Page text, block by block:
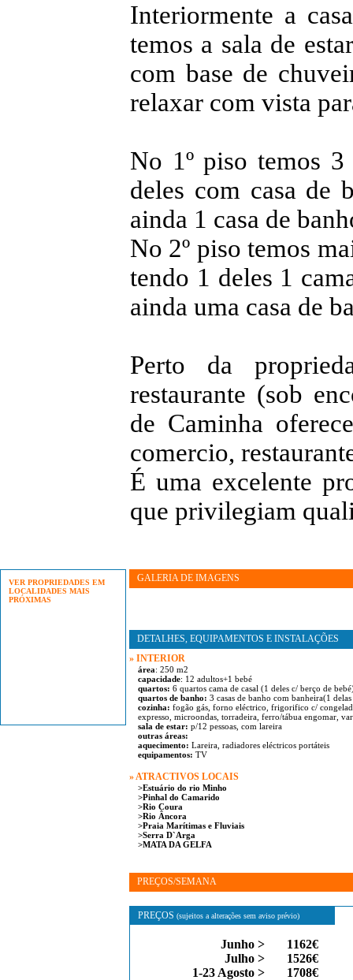
Interiormente a
temos a sala de
com base de
relaxar com vista
No 1º piso temos
deles com casa de
ainda 1 casa de
No 2º piso temos
tendo 1 deles 1
ainda uma casa de
Perto da
restaurante (sob
de Caminha
comercio,
É uma excelente
que privilegiam
VER PROPRIEDADES EM
LOCALIDADES MAIS
PRÓXIMAS
GALERIA DE IMAGENS
DETALHES, EQUIPAMENTOS E INSTALAÇÕES
» INTERIOR
área: 250 m2
capacidade: 12 adultos+1 bebé
quartos: 6 quartos cama de casal (1 deles c/ berço de
quartos de banho: 3 casas de banho com banheira(1
cozinha: fogão gás, forno eléctrico, frigorifico c/
expresso, microondas, torradeira, ferro/tábua engomar,
sala de estar: p/12 pessoas, com lareira
outras áreas:
aquecimento: Lareira, radiadores eléctricos portáteis
equipamentos: TV
» ATRACTIVOS LOCAIS
>Estuário do rio Minho
>Pinhal do Camarido
>Rio Coura
>Rio Âncora
>Praia Marítimas e Fluviais
>Serra D`Arga
>MATA DA GELFA
PREÇOS/SEMANA
PREÇOS (sujeitos a alterações sem aviso prévio)
Junho >
Julho >
1-23 Agosto >
1162€
1526€
1708€